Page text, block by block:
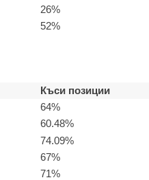
26%
52%
Къси позиции
64%
60.48%
74.09%
67%
71%